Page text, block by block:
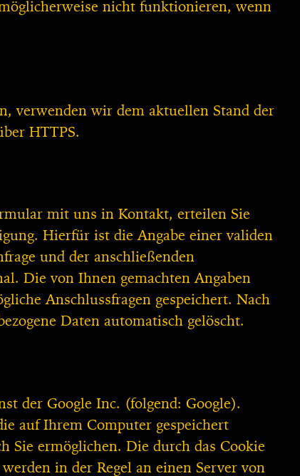
nicht funktionieren, wenn
verwenden wir dem aktuellen Stand der
HTTPS.
mit uns in Kontakt, erteilen Sie
Hierfür ist die Angabe einer validen
und der anschließenden
Die von Ihnen gemachten Angaben
Anschlussfragen gespeichert. Nach
Daten automatisch gelöscht.
der Google Inc. (folgend: Google).
auf Ihrem Computer gespeichert
Sie ermöglichen. Die durch das Cookie
in der Regel an einen Server von